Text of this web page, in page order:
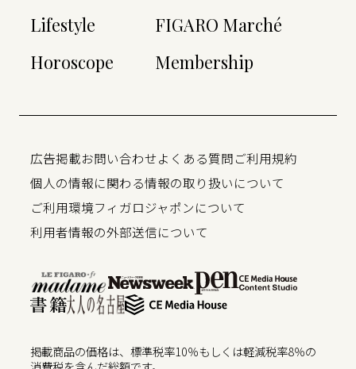
Lifestyle
Horoscope
FIGARO Marché
Membership
広告掲載お問い合わせよくある質問ご利用規約
個人の情報に関わる情報の取り扱いについて
ご利用環境フィガロジャポンについて
利用者情報の外部送信について
掲載商品の価格は、標準税率10％もしくは軽減税率8％の